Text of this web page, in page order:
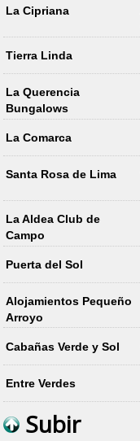
La Cipriana
Tierra Linda
La Querencia
Bungalows
La Comarca
Santa Rosa de Lima
La Aldea Club de
Campo
Puerta del Sol
Alojamientos Pequeño
Arroyo
Cabañas Verde y Sol
Entre Verdes
Subir